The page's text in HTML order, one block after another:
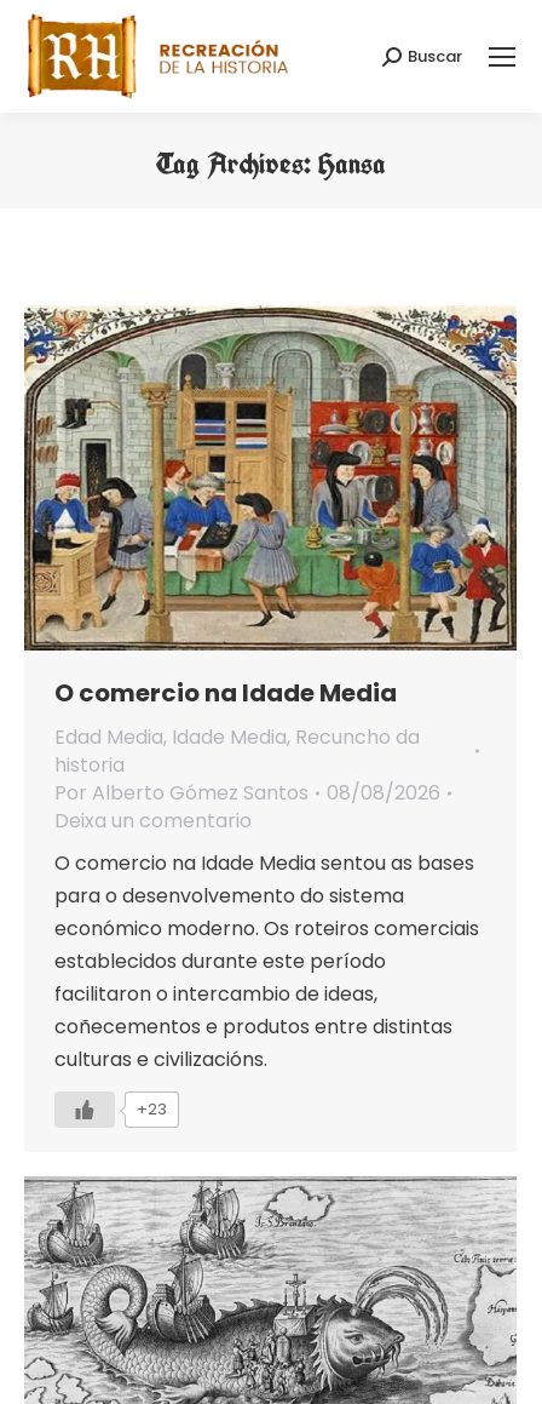
Search:
Buscar
Tag Archives:Hansa
O comercio na Idade Media
Edad Media, Idade Media, Recuncho da
historia
Por Alberto Gómez Santos
08/08/2026
Deixa un comentario
O comercio na Idade Media sentou as bases
para o desenvolvemento do sistema
económico moderno. Os roteiros comerciais
establecidos durante este período
facilitaron o intercambio de ideas,
coñecementos e produtos entre distintas
culturas e civilizacións.
+23